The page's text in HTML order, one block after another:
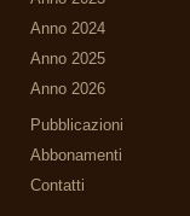
Anno 2024
Anno 2025
Anno 2026
Pubblicazioni
Abbonamenti
Contatti